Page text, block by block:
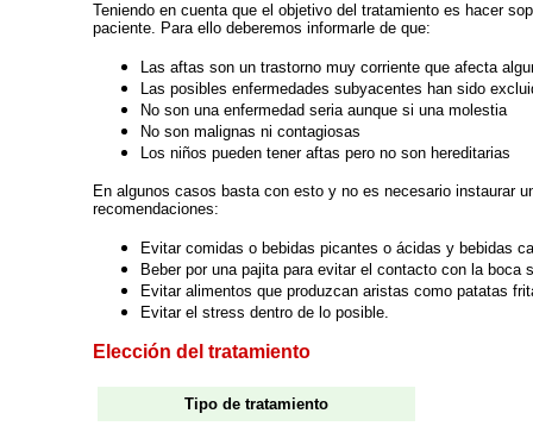
Teniendo en cuenta que el objetivo del tratamiento es hacer
paciente. Para ello deberemos informarle de que:
Las aftas son un trastorno muy corriente que afecta
Las posibles enfermedades subyacentes han sido
No son una enfermedad seria aunque si una molestia
No son malignas ni contagiosas
Los niños pueden tener aftas pero no son hereditarias
En algunos casos basta con esto y no es necesario instaurar
recomendaciones:
Evitar comidas o bebidas picantes o ácidas y bebidas
Beber por una pajita para evitar el contacto con la boca
Evitar alimentos que produzcan aristas como patatas
Evitar el stress dentro de lo posible.
Elección del tratamiento
Tipo de tratamiento